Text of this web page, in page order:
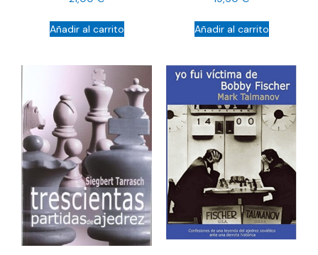
Añadir al carrito Añadir al carrito